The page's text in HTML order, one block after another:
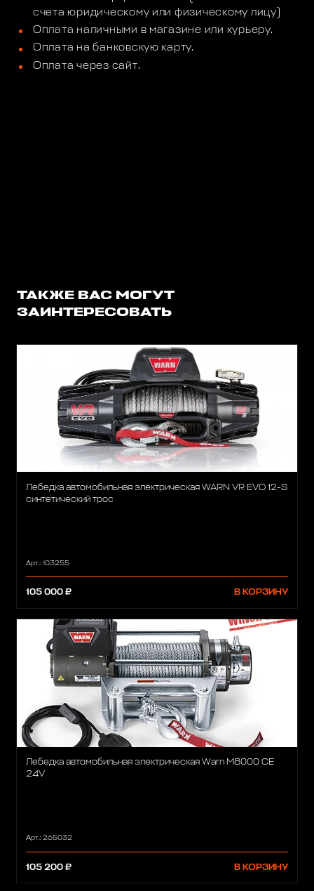
счета юридическому или физическому лицу)
Оплата наличными в магазине или курьеру.
Оплата на банковскую карту.
Оплата через сайт.
ТАКЖЕ ВАС МОГУТ
ЗАИНТЕРЕСОВАТЬ
Лебедка автомобильная электрическая WARN VR EVO 12-S
синтетический трос
Арт.: 103255
105 000 ₽ В КОРЗИНУ
Лебедка автомобильная электрическая Warn M8000 CE
24V
Арт.: 265032
105 200 ₽ В КОРЗИНУ